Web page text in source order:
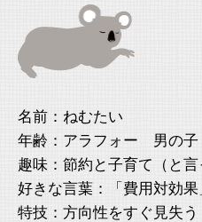
名前：ねむたい
年齢：アラフォー 男の子
趣味：節約と子育て（と言
好きな言葉：「費用対効果
特技：方向性をすぐ見失う